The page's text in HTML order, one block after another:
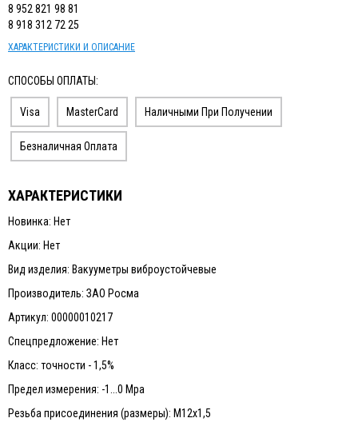
КАБЕЛЬ И КАБЕЛЕНЕСУЩИЕ СИСТЕМЫ
8 952 821 98 81
8 918 312 72 25
ХАРАКТЕРИСТИКИ И ОПИСАНИЕ
СПОСОБЫ ОПЛАТЫ:
Visa MasterCard Наличными При Получении
Безналичная Оплата
ХАРАКТЕРИСТИКИ
Новинка: Нет
Акции: Нет
Вид изделия: Вакууметры виброустойчевые
Производитель: ЗАО Росма
Артикул: 00000010217
Спецпредложение: Нет
Класс: точности - 1,5%
Предел измерения: -1...0 Мра
Резьба присоединения (размеры): М12х1,5